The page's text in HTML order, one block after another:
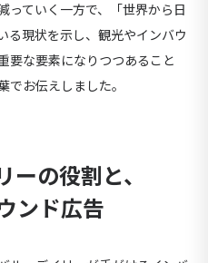
っていく一方で、「世界から日
る現状を示し、観光やインバウ
要な要素になりつつあること
お伝えしました。
の役割と、
ンド広告